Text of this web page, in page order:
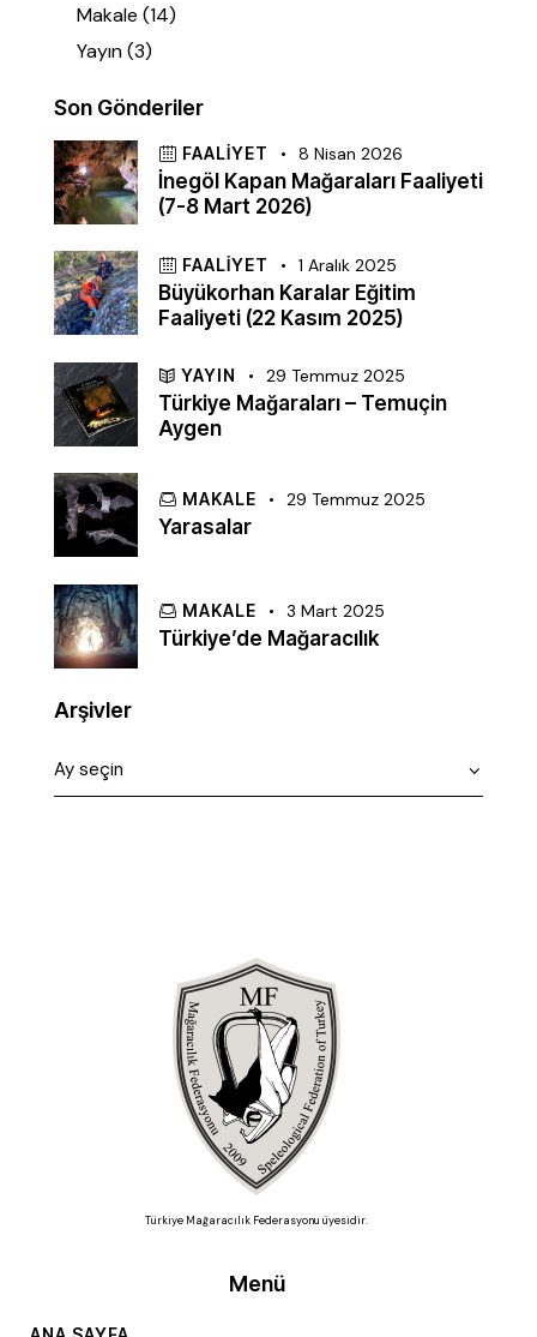
Makale (14)
Yayın(3)
Son Gönderiler
FAALIYET 8 Nisan 2026
İnegöl Kapan Mağaraları Faaliyeti
(7-8 Mart 2026)
FAALIYET 1 Aralık 2025
Büyükorhan Karalar Eğitim
Faaliyeti (22 Kasım 2025)
YAYIN 29 Temmuz 2025
Türkiye Mağaraları – Temuçin
Aygen
MAKALE 29 Temmuz 2025
Yarasalar
MAKALE 3 Mart 2025
Türkiye’de Mağaracılık
Arşivler
Türkiye Mağaracılık Federasyonu üyesidir.
Menü